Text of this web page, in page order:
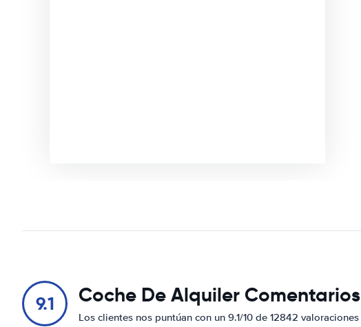
9.1 Coche De Alquiler Comentarios
Los clientes nos puntúan con un 9.1/10 de 12842 valoraciones